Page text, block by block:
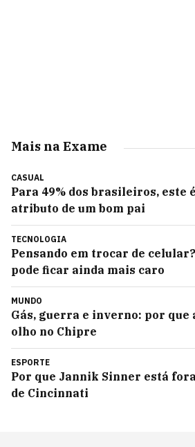
Mais na Exame
CASUAL
Para 49% dos brasileiros, este
atributo de um bom pai
TECNOLOGIA
Pensando em trocar de
pode ficar ainda mais caro
MUNDO
Gás, guerra e inverno: por que
olho no Chipre
ESPORTE
Por que Jannik Sinner está
de Cincinnati